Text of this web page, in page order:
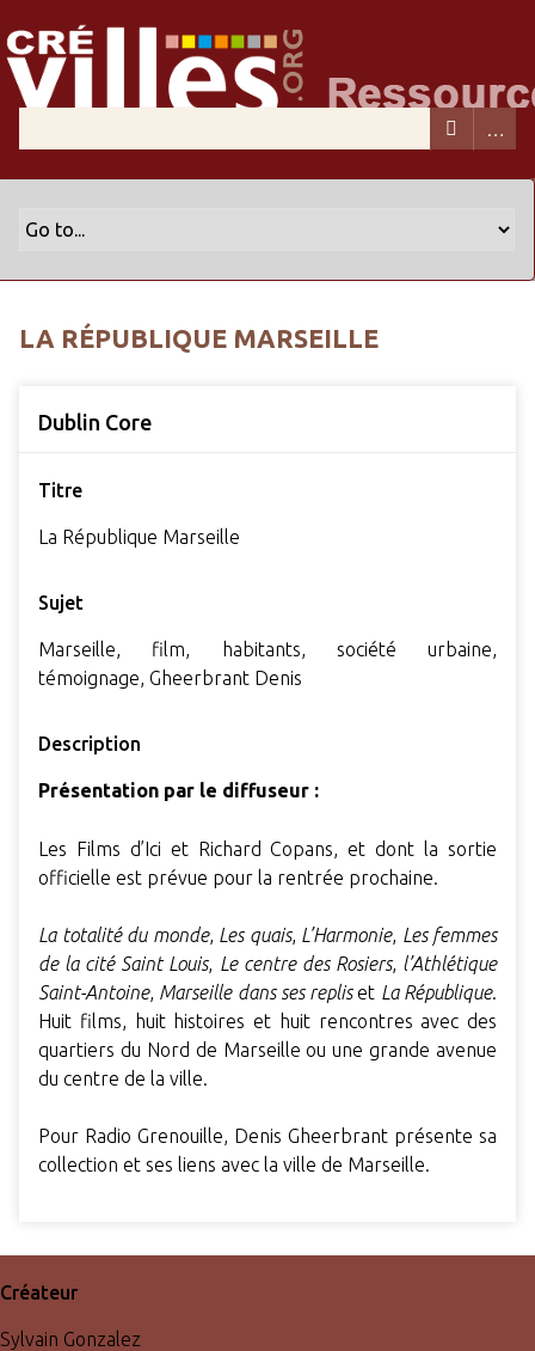
LA RÉPUBLIQUE MARSEILLE
Dublin Core
Titre
La République Marseille
Sujet
Marseille, film, habitants, société urbaine,
témoignage, Gheerbrant Denis
Description
Présentation par le diffuseur :
Les Films d’Ici et Richard Copans, et dont la sortie
officielle est prévue pour la rentrée prochaine.
La totalité du monde, Les quais, L’Harmonie, Les femmes
de la cité Saint Louis, Le centre des Rosiers, l’Athlétique
Saint-Antoine, Marseille dans ses repliset La République.
Huit films, huit histoires et huit rencontres avec des
quartiers du Nord de Marseille ou une grande avenue
du centre de la ville.
Pour Radio Grenouille, Denis Gheerbrant présente sa
collection et ses liens avec la ville de Marseille.
Créateur
Sylvain Gonzalez